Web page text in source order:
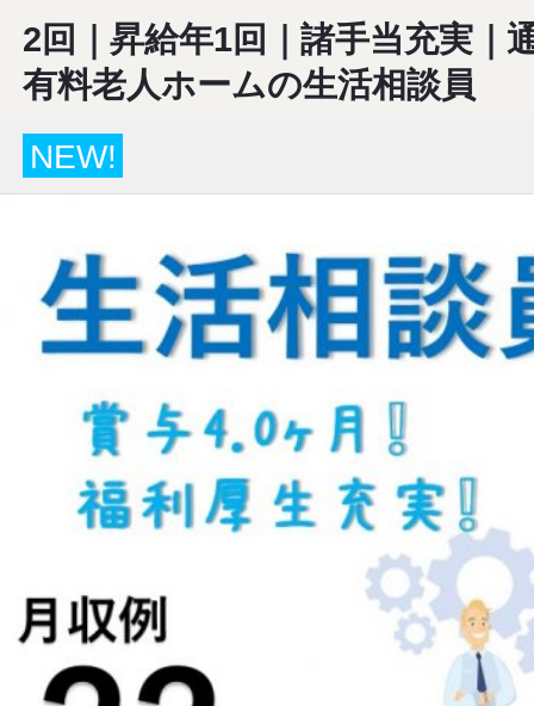
2回｜昇給年1回｜諸手当充実｜
有料老人ホームの生活相談員
NEW!